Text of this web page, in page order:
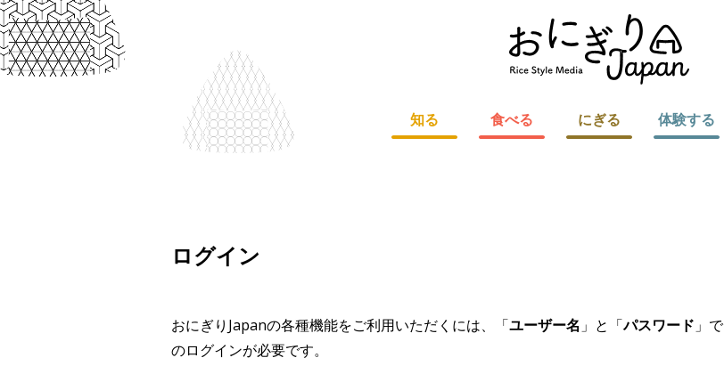
知る 食べる にぎる 体験する
ログイン
おにぎりJapanの各種機能をご利用いただくには、「ユーザー名 」と「パスワード 」で
のログインが必要です。